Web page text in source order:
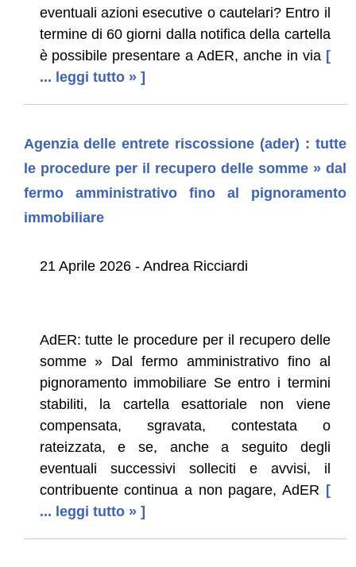
eventuali azioni esecutive o cautelari? Entro il
termine di 60 giorni dalla notifica della cartella
è possibile presentare a AdER, anche in via [
... leggi tutto » ]
Agenzia delle entrete riscossione (ader) : tutte
le procedure per il recupero delle somme » dal
fermo amministrativo fino al pignoramento
immobiliare
21 Aprile 2026 - Andrea Ricciardi
AdER: tutte le procedure per il recupero delle
somme » Dal fermo amministrativo fino al
pignoramento immobiliare Se entro i termini
stabiliti, la cartella esattoriale non viene
compensata, sgravata, contestata o
rateizzata, e se, anche a seguito degli
eventuali successivi solleciti e avvisi, il
contribuente continua a non pagare, AdER [
... leggi tutto » ]